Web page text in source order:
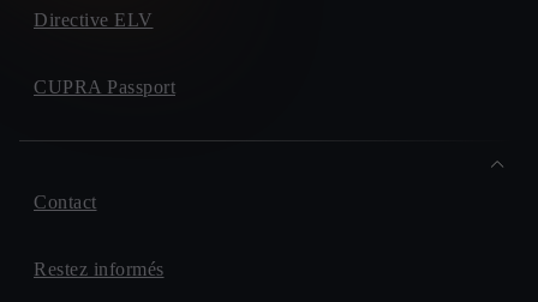
Directive ELV
CUPRA Passport
Contact
Restez informés